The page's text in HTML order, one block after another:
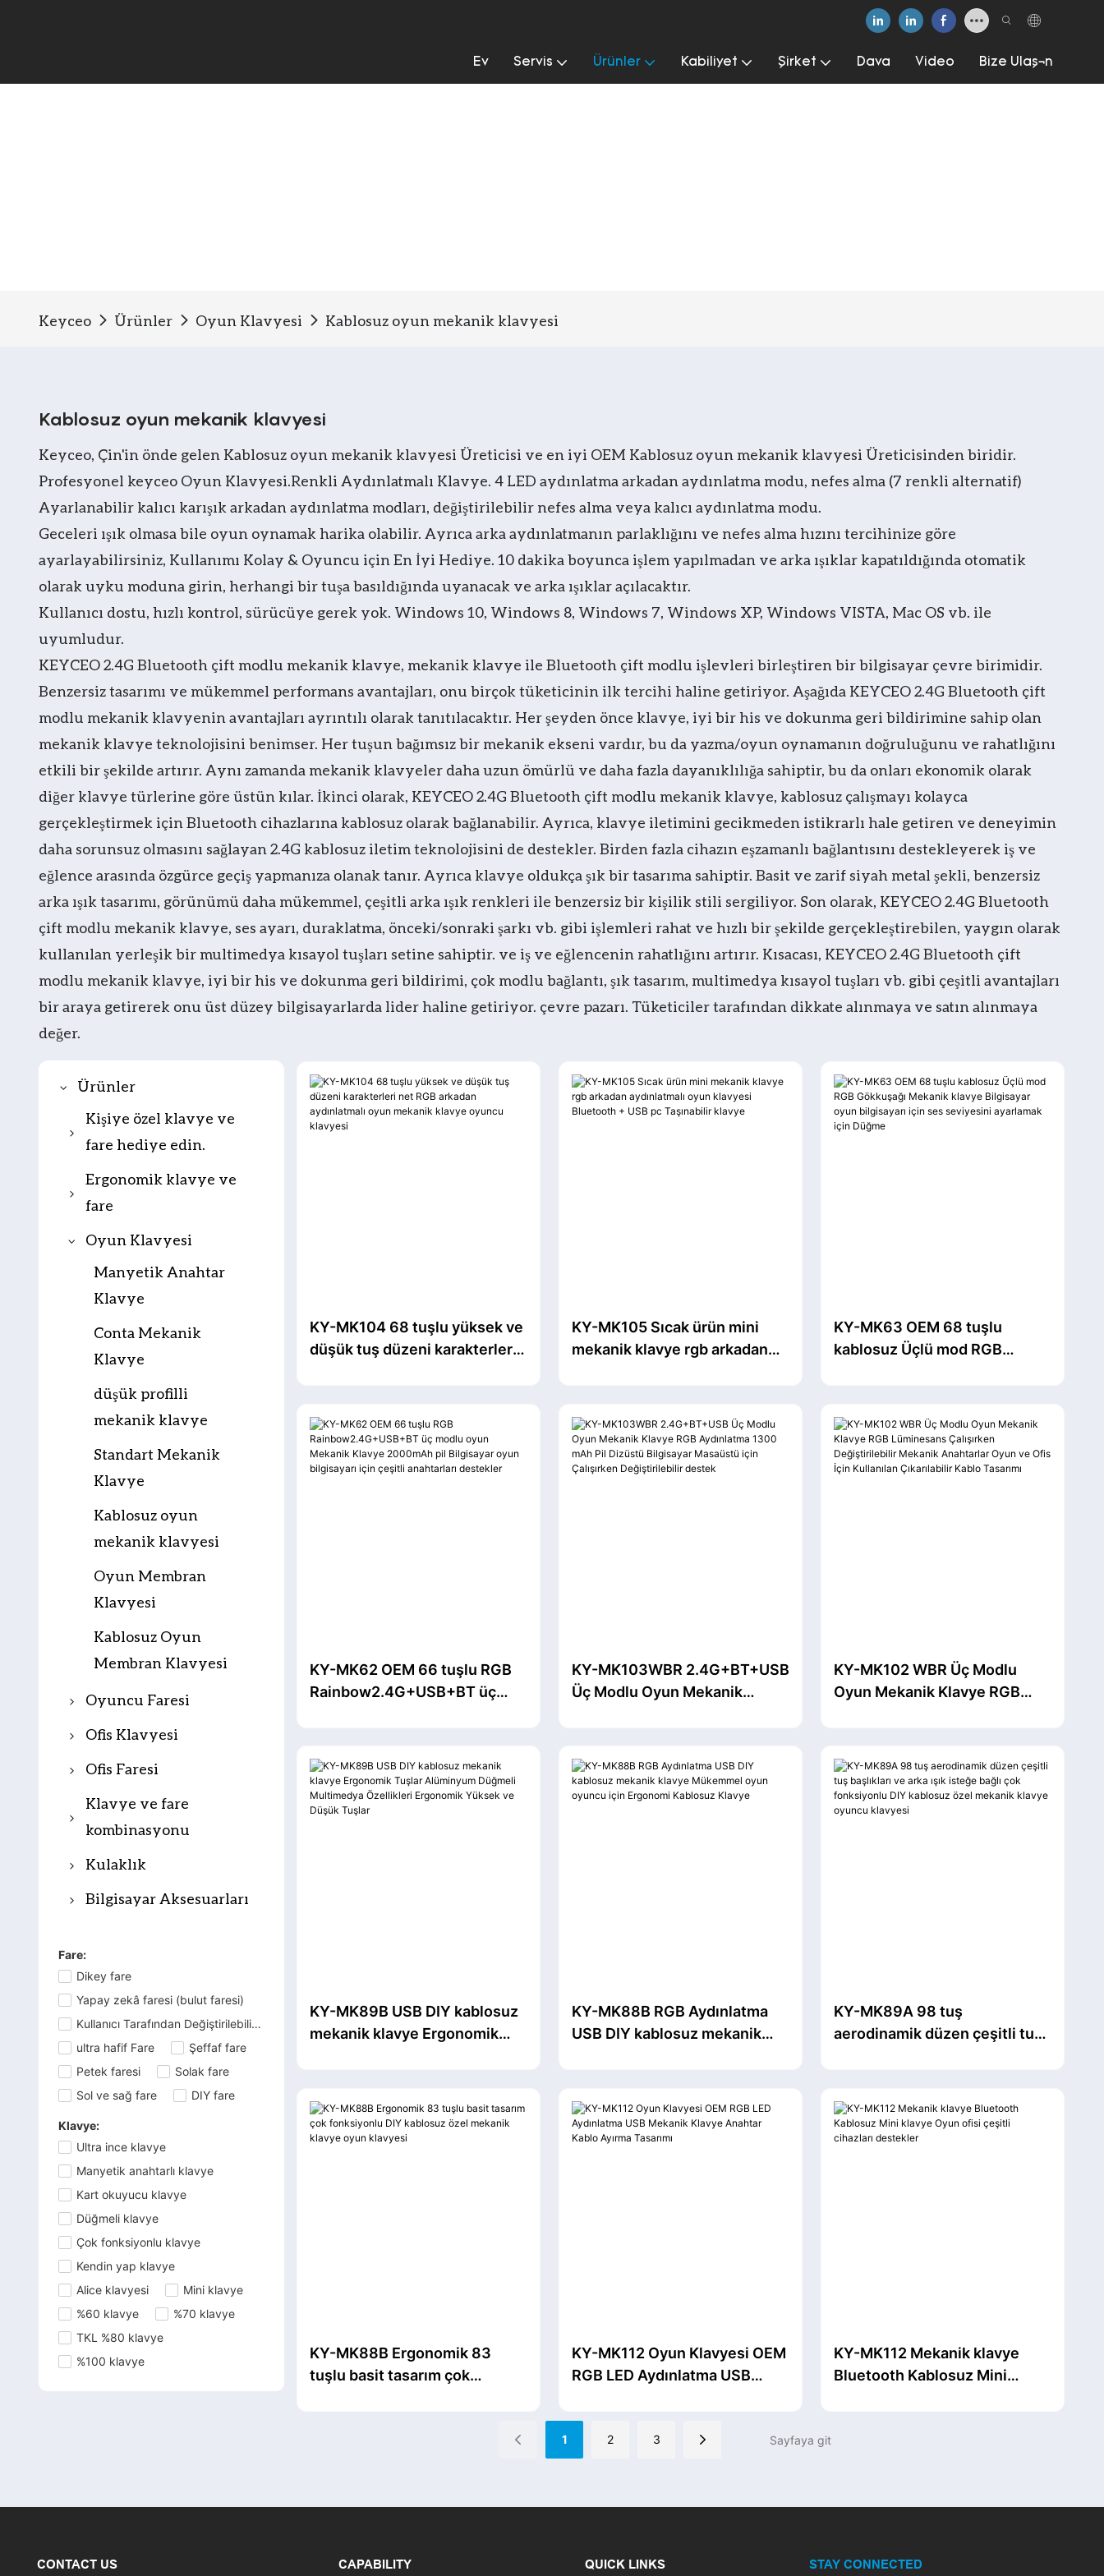
Ev Servis Ürünler Kabiliyet Şirket Dava Video Bize Ulaşın
Keyceo Ürünler Oyun Klavyesi Kablosuz oyun mekanik klavyesi
Kablosuz oyun mekanik klavyesi
Keyceo, Çin'in önde gelen Kablosuz oyun mekanik klavyesi Üreticisi ve en iyi OEM Kablosuz oyun mekanik klavyesi Üreticisinden biridir.
Profesyonel keyceo Oyun Klavyesi.Renkli Aydınlatmalı Klavye. 4 LED aydınlatma arkadan aydınlatma modu, nefes alma (7 renkli alternatif)
Ayarlanabilir kalıcı karışık arkadan aydınlatma modları, değiştirilebilir nefes alma veya kalıcı aydınlatma modu.
Geceleri ışık olmasa bile oyun oynamak harika olabilir. Ayrıca arka aydınlatmanın parlaklığını ve nefes alma hızını tercihinize göre
ayarlayabilirsiniz, Kullanımı Kolay & Oyuncu için En İyi Hediye. 10 dakika boyunca işlem yapılmadan ve arka ışıklar kapatıldığında otomatik
olarak uyku moduna girin, herhangi bir tuşa basıldığında uyanacak ve arka ışıklar açılacaktır.
Kullanıcı dostu, hızlı kontrol, sürücüye gerek yok. Windows 10, Windows 8, Windows 7, Windows XP, Windows VISTA, Mac OS vb. ile
uyumludur.
KEYCEO 2.4G Bluetooth çift modlu mekanik klavye, mekanik klavye ile Bluetooth çift modlu işlevleri birleştiren bir bilgisayar çevre birimidir.
Benzersiz tasarımı ve mükemmel performans avantajları, onu birçok tüketicinin ilk tercihi haline getiriyor. Aşağıda KEYCEO 2.4G Bluetooth çift
modlu mekanik klavyenin avantajları ayrıntılı olarak tanıtılacaktır. Her şeyden önce klavye, iyi bir his ve dokunma geri bildirimine sahip olan
mekanik klavye teknolojisini benimser. Her tuşun bağımsız bir mekanik ekseni vardır, bu da yazma/oyun oynamanın doğruluğunu ve rahatlığını
etkili bir şekilde artırır. Aynı zamanda mekanik klavyeler daha uzun ömürlü ve daha fazla dayanıklılığa sahiptir, bu da onları ekonomik olarak
diğer klavye türlerine göre üstün kılar. İkinci olarak, KEYCEO 2.4G Bluetooth çift modlu mekanik klavye, kablosuz çalışmayı kolayca
gerçekleştirmek için Bluetooth cihazlarına kablosuz olarak bağlanabilir. Ayrıca, klavye iletimini gecikmeden istikrarlı hale getiren ve deneyimin
daha sorunsuz olmasını sağlayan 2.4G kablosuz iletim teknolojisini de destekler. Birden fazla cihazın eşzamanlı bağlantısını destekleyerek iş ve
eğlence arasında özgürce geçiş yapmanıza olanak tanır. Ayrıca klavye oldukça şık bir tasarıma sahiptir. Basit ve zarif siyah metal şekli, benzersiz
arka ışık tasarımı, görünümü daha mükemmel, çeşitli arka ışık renkleri ile benzersiz bir kişilik stili sergiliyor. Son olarak, KEYCEO 2.4G Bluetooth
çift modlu mekanik klavye, ses ayarı, duraklatma, önceki/sonraki şarkı vb. gibi işlemleri rahat ve hızlı bir şekilde gerçekleştirebilen, yaygın olarak
kullanılan yerleşik bir multimedya kısayol tuşları setine sahiptir. ve iş ve eğlencenin rahatlığını artırır. Kısacası, KEYCEO 2.4G Bluetooth çift
modlu mekanik klavye, iyi bir his ve dokunma geri bildirimi, çok modlu bağlantı, şık tasarım, multimedya kısayol tuşları vb. gibi çeşitli avantajları
bir araya getirerek onu üst düzey bilgisayarlarda lider haline getiriyor. çevre pazarı. Tüketiciler tarafından dikkate alınmaya ve satın alınmaya
değer.
Ürünler
Kişiye özel klavye ve
fare hediye edin.
Hediye Klavye
Hediye faresi
Hediye Klavye ve
Fare
Ergonomik klavye ve
fare
Ergonomik klavye
Ergonomik Fare
Ergonomik klavye ve
fare kombinasyonu
Oyun Klavyesi
Manyetik Anahtar
Klavye
Conta Mekanik
Klavye
düşük profilli
mekanik klavye
Standart Mekanik
Klavye
Kablosuz oyun
mekanik klavyesi
Oyun Membran
Klavyesi
Kablosuz Oyun
Membran Klavyesi
Oyuncu Faresi
Kablolu Oyun Faresi
Kablosuz Oyun Faresi
Ofis Klavyesi
Makas Klavye
Ofis kablolu klavye
Ofis kablosuz
klavyesi
Ofis Faresi
Ofis Kablosuz Fare
Ofis Kablolu Fare
Klavye ve fare
kombinasyonu
Oyun Klavyesi ve
Makas klavye ve fare
kombinasyonu
Kulaklık
Oyuncu Kulaklığı
TWS Kulaklık
Bilgisayar Aksesuarları
Oyun Mouse Pad'i
Oyun Mikrofonu
Kablosuz Sunucu
Tıklayıcısı
Fare:
Dikey fare
Yapay zekâ faresi (bulut faresi)
Kullanıcı Tarafından Değiştirilebilir Pilli Fare
ultra hafif Fare
Şeffaf fare
Petek faresi
Solak fare
Sol ve sağ fare
DIY fare
Klavye:
Ultra ince klavye
Manyetik anahtarlı klavye
Kart okuyucu klavye
Düğmeli klavye
Çok fonksiyonlu klavye
Kendin yap klavye
Alice klavyesi
Mini klavye
%60 klavye
%70 klavye
TKL %80 klavye
%100 klavye
KY-MK104 68 tuşlu yüksek ve
düşük tuş düzeni karakterleri
klavyesi
KY-MK105 Sıcak ürün mini
mekanik klavye rgb arkadan
klavye
KY-MK63 OEM 68 tuşlu
kablosuz Üçlü mod RGB
ses seviyesini ayarlamak için
Düğme
KY-MK62 OEM 66 tuşlu RGB
Rainbow2.4G+USB+BT üç
bilgisayarı için çeşitli
anahtarları destekler
KY-MK103WBR 2.4G+BT+USB
Üç Modlu Oyun Mekanik
Masaüstü için Çalışırken
Değiştirilebilir destek
KY-MK102 WBR Üç Modlu
Oyun Mekanik Klavye RGB
Anahtarlar Oyun ve Ofis İçin
Kullanılan Çıkarılabilir Kablo
Tasarımı
KY-MK89B USB DIY kablosuz
mekanik klavye Ergonomik
Ergonomik Yüksek ve Düşük
Tuşlar
KY-MK88B RGB Aydınlatma
USB DIY kablosuz mekanik
Kablosuz Klavye
KY-MK89A 98 tuş
aerodinamik düzen çeşitli tuş
kablosuz özel mekanik klavye
oyuncu klavyesi
KY-MK88B Ergonomik 83
tuşlu basit tasarım çok
KY-MK112 Oyun Klavyesi OEM
RGB LED Aydınlatma USB
Ayırma Tasarımı
KY-MK112 Mekanik klavye
Bluetooth Kablosuz Mini
1 2 3
CONTACT US CAPABILITY QUICK LINKS STAY CONNECTED